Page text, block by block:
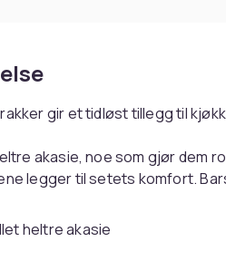
gir et tidløst tillegg til
akasie, noe som gjør dem
legger til setets komfort.
heltre akasie